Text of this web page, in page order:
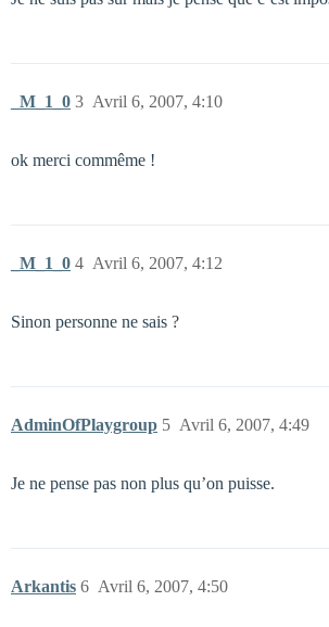
_M_1_0 Avril 6, 2007, 4:10
3
ok merci commême !
_M_1_0 Avril 6, 2007, 4:12
4
Sinon personne ne sais ?
AdminOfPlaygroup Avril 6, 2007, 4:49
5
Je ne pense pas non plus qu’on puisse.
Arkantis Avril 6, 2007, 4:50
6